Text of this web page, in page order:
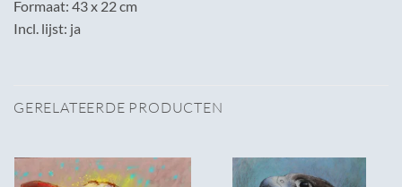
Formaat: 43 x 22 cm
Incl. lijst: ja
GERELATEERDE PRODUCTEN